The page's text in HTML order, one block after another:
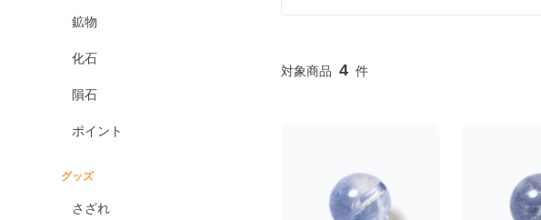
鉱物
化石
隕石
ポイント
グッズ
さざれ
4